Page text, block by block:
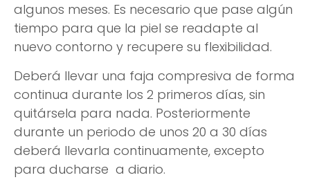
algunos meses. Es necesario que pase algún
tiempo para que la piel se readapte al
nuevo contorno y recupere su flexibilidad.
Deberá llevar una faja compresiva de forma
continua durante los 2 primeros días, sin
quitársela para nada. Posteriormente
durante un periodo de unos 20 a 30 días
deberá llevarla continuamente, excepto
para ducharse a diario.